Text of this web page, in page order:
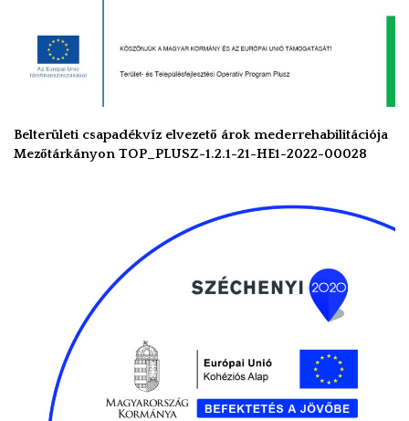
Belterületi csapadékvíz elvezető árok mederrehabilitációja
Mezőtárkányon TOP_PLUSZ-1.2.1-21-HE1-2022-00028